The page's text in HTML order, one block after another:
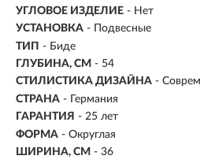
УГЛОВОЕ ИЗДЕЛИЕ - Нет
УСТАНОВКА - Подвесные
ТИП - Биде
ГЛУБИНА, СМ - 54
СТИЛИСТИКА ДИЗАЙНА -
СТРАНА - Германия
ГАРАНТИЯ - 25 лет
ФОРМА - Округлая
ШИРИНА, СМ - 36